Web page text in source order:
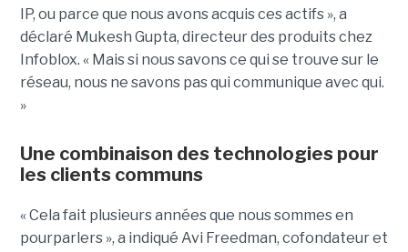
IP, ou parce que nous avons acquis ces actifs », a
déclaré Mukesh Gupta, directeur des produits chez
Infoblox. « Mais si nous savons ce qui se trouve sur le
réseau, nous ne savons pas qui communique avec qui.
»
Une combinaison des technologies pour
les clients communs
« Cela fait plusieurs années que nous sommes en
pourparlers », a indiqué Avi Freedman, cofondateur et